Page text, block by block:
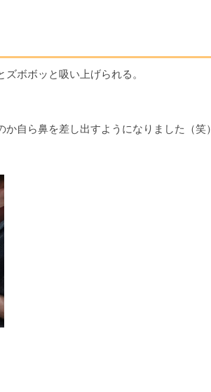
ボボッと吸い上げられる。
自ら鼻を差し出すようになりました（笑）